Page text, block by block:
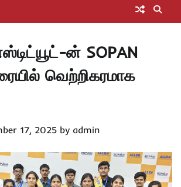
ன் SOPAN
வெற்றிகரமாக
17, 2025 by admin